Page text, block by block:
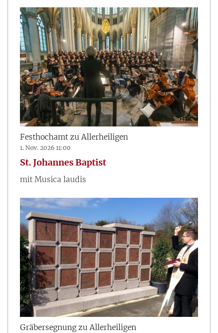
Festhochamt zu Allerheiligen
1. Nov. 2026 11:00
St. Johannes Baptist
mit Musica laudis
Gräbersegnung zu Allerheiligen